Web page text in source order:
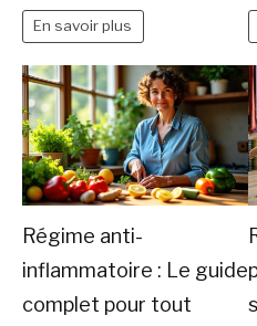
En savoir plus
Régime anti-
inflammatoire : Le guide
complet pour tout